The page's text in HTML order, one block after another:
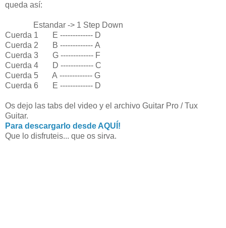
queda así:
Estandar -> 1 Step Down
Cuerda 1 E ------------- D
Cuerda 2 B ------------- A
Cuerda 3 G ------------- F
Cuerda 4 D ------------- C
Cuerda 5 A ------------- G
Cuerda 6 E ------------- D
Os dejo las tabs del video y el archivo Guitar Pro / Tux
Guitar.
Para descargarlo desde AQUÍ!
Que lo disfruteis... que os sirva.